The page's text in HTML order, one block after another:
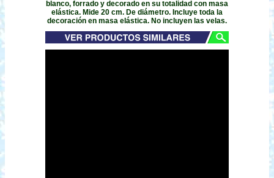
blanco, forrado y decorado en su totalidad con masa
elástica. Mide 20 cm. De diámetro. Incluye toda la
decoración en masa elástica. No incluyen las velas.